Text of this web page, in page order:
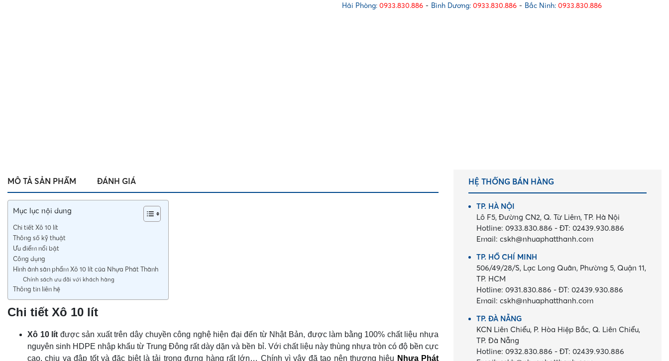
Hải Phòng: 0933.830.886 - Bình Dương: 0933.830.886 - Bắc Ninh: 0933.830.886
MÔ TẢ SẢN PHẨM ĐÁNH GIÁ
Mục lục nội dung
Chi tiết Xô 10 lít
Thông số kỹ thuật
Ưu điểm nổi bật
Công dụng
Hình ảnh sản phẩm Xô 10 lít của Nhựa Phát Thành
Chính sách ưu đãi với khách hàng
Thông tin liên hệ
Chi tiết Xô 10 lít
Xô 10 lít được sản xuất trên dây chuyền công nghệ hiện đại đến từ Nhật Bản, được làm bằng 100% chất liệu nhựa
nguyên sinh HDPE nhập khẩu từ Trung Đông rất dày dặn và bền bỉ. Với chất liệu này thùng nhựa tròn có độ bền cực
cao, chịu va đập tốt và đặc biệt là tải trọng đựng hàng rất lớn… Chính vì vậy đã tạo nên thương hiệu Nhựa Phát
HỆ THỐNG BÁN HÀNG
TP. HÀ NỘI
Lô F5, Đường CN2, Q. Từ Liêm, TP. Hà Nội
Hotline: 0933.830.886 -ĐT: 02439.930.886
Email:cskh@nhuaphatthanh.com
TP. HỒ CHÍ MINH
506/49/28/S, Lạc Long Quân, Phường 5, Quận 11,
TP. HCM
Hotline: 0931.830.886 -ĐT: 02439.930.886
Email:cskh@nhuaphatthanh.com
TP. ĐÀ NẴNG
KCN Liên Chiểu, P. Hòa Hiệp Bắc, Q. Liên Chiểu,
TP. Đà Nẵng
Hotline: 0932.830.886 -ĐT: 02439.930.886